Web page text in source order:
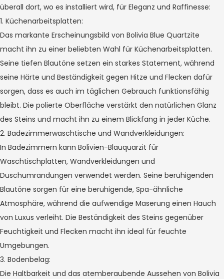
überall dort, wo es installiert wird, für Eleganz und Raffinesse:
1. Küchenarbeitsplatten:
Das markante Erscheinungsbild von Bolivia Blue Quartzite
macht ihn zu einer beliebten Wahl für Küchenarbeitsplatten.
Seine tiefen Blautöne setzen ein starkes Statement, während
seine Härte und Beständigkeit gegen Hitze und Flecken dafür
sorgen, dass es auch im täglichen Gebrauch funktionsfähig
bleibt. Die polierte Oberfläche verstärkt den natürlichen Glanz
des Steins und macht ihn zu einem Blickfang in jeder Küche.
2. Badezimmerwaschtische und Wandverkleidungen:
In Badezimmern kann Bolivien-Blauquarzit für
Waschtischplatten, Wandverkleidungen und
Duschumrandungen verwendet werden. Seine beruhigenden
Blautöne sorgen für eine beruhigende, Spa-ähnliche
Atmosphäre, während die aufwendige Maserung einen Hauch
von Luxus verleiht. Die Beständigkeit des Steins gegenüber
Feuchtigkeit und Flecken macht ihn ideal für feuchte
Umgebungen.
3. Bodenbelag:
Die Haltbarkeit und das atemberaubende Aussehen von Bolivia